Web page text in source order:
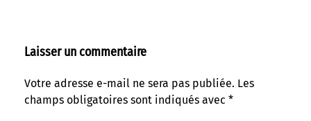
Laisser un commentaire
Votre adresse e-mail ne sera pas publiée. Les
champs obligatoires sont indiqués avec *